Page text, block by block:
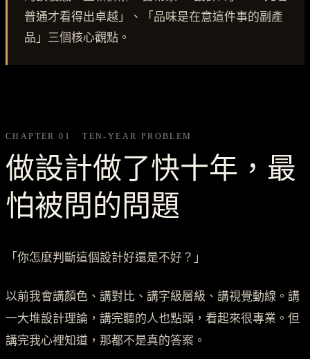
普通才看得出卓越」、「品味是在意這件事的副產
品」三個核心觀點。
CHAPTER 01 · TEN-YEAR PROBLEM
做設計做了快十年，最
怕被問的問題
「你怎麼判斷這個設計好還是不好？」
以前我會講顏色、講對比、講字級層級、講視覺動線。講
一大堆設計理論，講完聽的人也點頭，看起來很專業。但
講完我心裡知道，那都不是真的答案。